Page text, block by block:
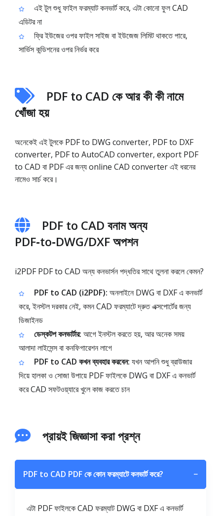
এই টুল শুধু ফাইল ফরম্যাট কনভার্ট করে, এটা কোনো ফুল CAD
এডিটর না
ফ্রি ইউজের ওপর ফাইল সাইজ বা ইউজেজ লিমিট থাকতে পারে,
সার্ভিস কন্ডিশনের ওপর নির্ভর করে
PDF to CAD কে আর কী কী নামে
খোঁজা হয়
অনেকেই এই টুলকে PDF to DWG converter, PDF to DXF
converter, PDF to AutoCAD converter, export PDF
to CAD বা PDF এর জন্য online CAD converter এই ধরনের
নামেও সার্চ করে।
PDF to CAD বনাম অন্য
PDF‑to‑DWG/DXF অপশন
i2PDF PDF to CAD অন্য কনভার্সন পদ্ধতির সাথে তুলনা করলে কেমন?
PDF to CAD (i2PDF): অনলাইনে DWG বা DXF এ কনভার্ট
করে, ইনস্টল দরকার নেই, কমন CAD ফরম্যাটে দ্রুত এক্সপোর্টের জন্য
ডিজাইনড
ডেস্কটপ কনভার্টার: আগে ইনস্টল করতে হয়, আর অনেক সময়
আলাদা লাইসেন্স বা কনফিগারেশন লাগে
PDF to CAD কখন ব্যবহার করবেন: যখন আপনি শুধু ব্রাউজার
দিয়ে হালকা ও সোজা উপায়ে PDF ফাইলকে DWG বা DXF এ কনভার্ট
করে CAD সফটওয়্যারে খুলে কাজ করতে চান
প্রায়ই জিজ্ঞাসা করা প্রশ্ন
PDF to CAD PDF কে কোন ফরম্যাটে কনভার্ট করে? −
এটা PDF ফাইলকে CAD ফরম্যাট DWG বা DXF এ কনভার্ট